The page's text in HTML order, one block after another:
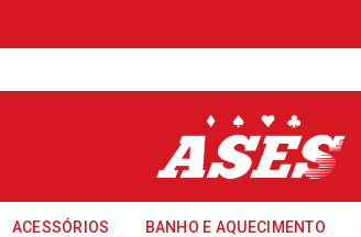
ACESSÓRIOS BANHO E AQUECIMENTO